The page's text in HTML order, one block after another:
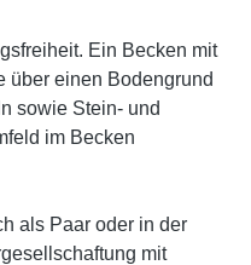
Ein Becken mit
über einen Bodengrund
sowie Stein- und
im Becken
als Paar oder in der
mit